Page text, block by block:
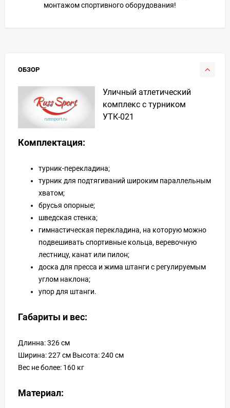
монтажом спортивного оборудования!
ОБЗОР
Уличный атлетический
комплекс с турником
УТК-021
Комплектация:
турник-перекладина;
турник для подтягиваний широким параллельным
хватом;
брусья опорные;
шведская стенка;
гимнастическая перекладина, на которую можно
подвешивать спортивные кольца, веревочную
лестницу, канат или пилон;
доска для пресса и жима штанги с регулируемым
углом наклона;
упор для штанги.
Габариты и вес:
Длинна: 326 см
Ширина: 227 см Высота: 240 см
Вес не более: 160 кг
Материал: